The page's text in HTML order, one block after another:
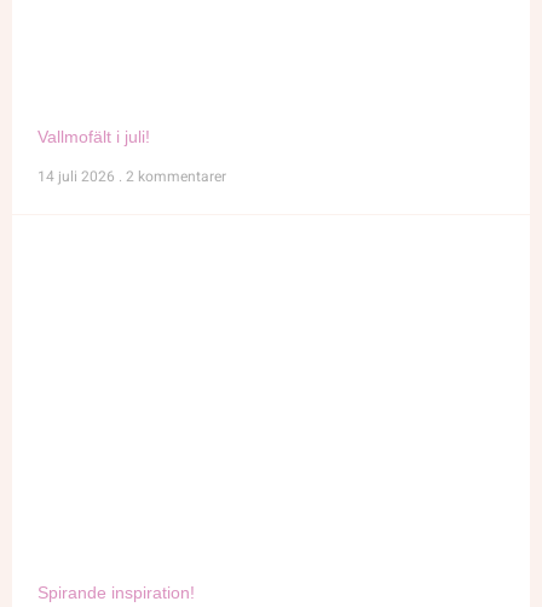
Vallmofält i juli!
14 juli 2026 2 kommentarer
Spirande inspiration!